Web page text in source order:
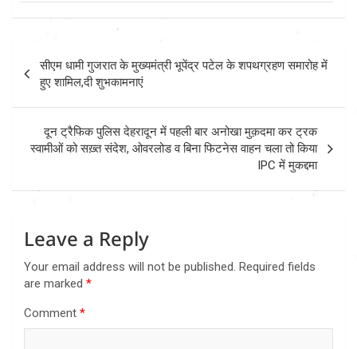
Post
navigation
सीएम धामी गुजरात के मुख्यमंत्री भूपेंद्र पटेल के शपथग्रहण समारोह में
हुए शामिल,दी शुभकामनाएं
दून ट्रैफिक पुलिस देहरादून में पहली बार अनोखा मुक़दमा कर ट्रक
स्वामीओं को सख़्त संदेश, ओवरलोड व बिना फिटनेस वाहन चला तो किया
IPC में मुकद्दमा
Leave a Reply
Your email address will not be published. Required fields
are marked *
Comment *